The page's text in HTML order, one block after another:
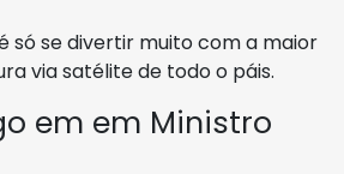
só se divertir muito com a maior
via satélite de todo o páis.
em em Ministro